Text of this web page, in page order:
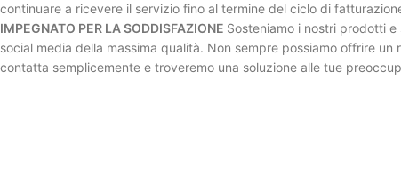
continuare a ricevere il servizio fino al termine del ciclo di
IMPEGNATO PER LA SODDISFAZIONE Sosteniamo i nostri prodotti
social media della massima qualità. Non sempre possiamo offrire
contatta semplicemente e troveremo una soluzione alle tue